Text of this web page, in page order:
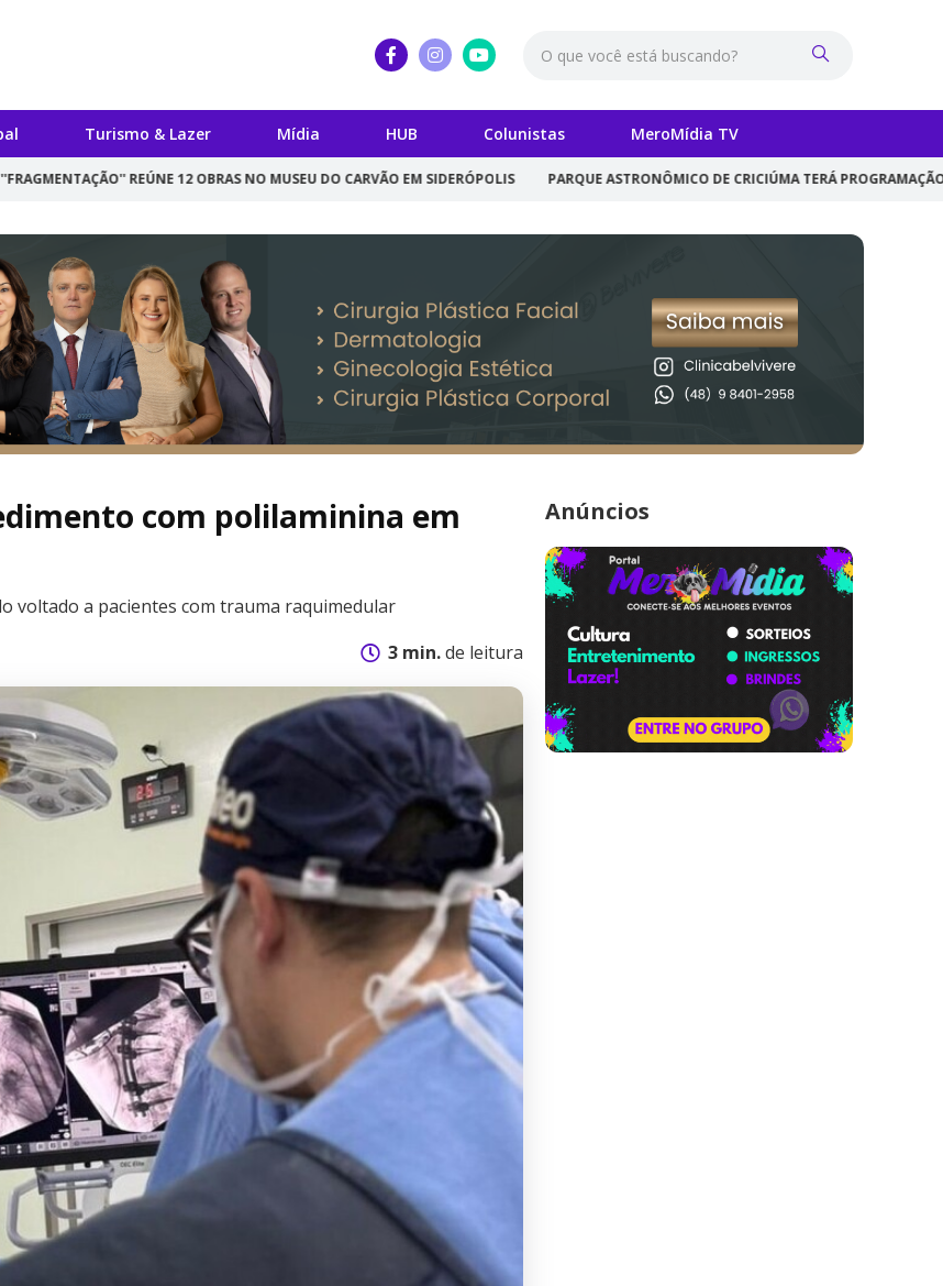
Turismo & Lazer Mídia HUB Colunistas MeroMídia TV
REÚNE 12 OBRAS NO MUSEU DO CARVÃO EM SIDERÓPOLIS PARQUE ASTRONÔMICO DE CRICIÚMA TERÁ PROGRAMAÇÃO GRATUITA
com polilaminina em
voltado a pacientes com trauma raquimedular
3 min.de leitura
Anúncios